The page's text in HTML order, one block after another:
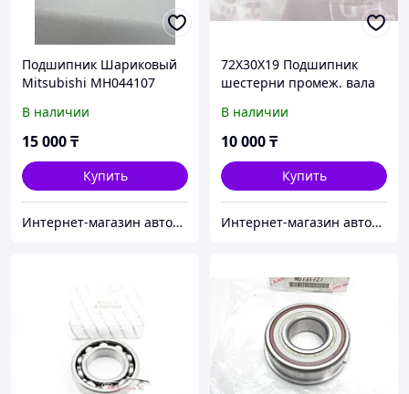
Подшипник Шариковый
Mitsubishi MH044107
В наличии
15 000₸
Купить
Интернет-магазин автозапчастей Parts-shop.kz
72X30X19 Подшипник
шестерни промеж. вала
В наличии
10 000₸
Купить
Интернет-магазин автозапчастей Parts-shop.kz